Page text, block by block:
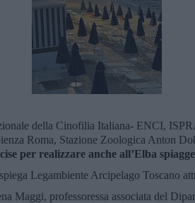
della Cinofilia Italiana- ENCI,
Roma, Stazione Zoologica Anton
per realizzare anche all’Elba
Legambiente Arcipelago Toscano
Maggi, professoressa associata del